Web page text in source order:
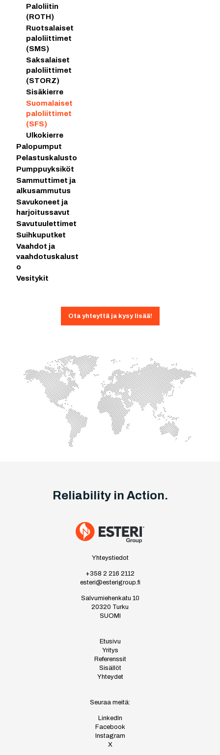
Paloliitin
(ROTH)
Ruotsalaiset
paloliittimet
(SMS)
Saksalaiset
paloliittimet
(STORZ)
Sisäkierre
Suomalaiset
paloliittimet
(SFS)
Ulkokierre
Palopumput
Pelastuskalusto
Pumppuyksiköt
Sammuttimet ja
alkusammutus
Savukoneet ja
harjoitussavut
Savutuulettimet
Suihkuputket
Vaahdot ja
vaahdotuskalust
o
Vesitykit
Ota yhteyttä ja kysy lisää!
Reliability in Action.
Yhteystiedot
+358 2 216 2112
esteri@esterigroup.fi
Salvumiehenkatu 10
20320 Turku
SUOMI
Etusivu
Yritys
Referenssit
Sisällöt
Yhteydet
Seuraa meitä:
LinkedIn
Facebook
Instagram
X